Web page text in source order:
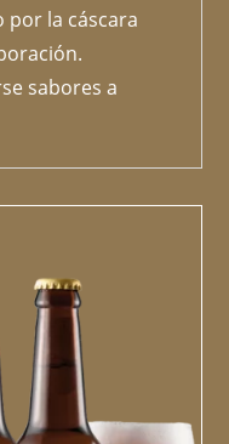
la cáscara
sabores a